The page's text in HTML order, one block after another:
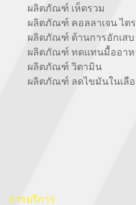
ผลิตภัณฑ์ เห็ดรวม
ผลิตภัณฑ์ คอลลาเจน ไตร
ผลิตภัณฑ์ ต้านการอักเสบ
ผลิตภัณฑ์ ทดแทนมื้ออาห
ผลิตภัณฑ์ วิตามิน
ผลิตภัณฑ์ ลดไขมันในเลื
การบริการ